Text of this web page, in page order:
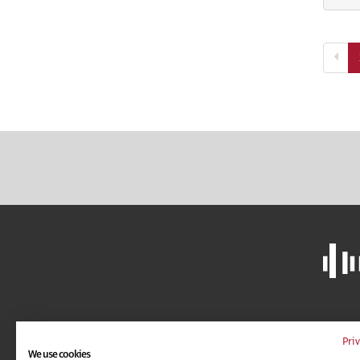
We use cookies